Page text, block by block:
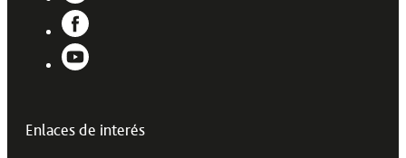
Enlaces de interés